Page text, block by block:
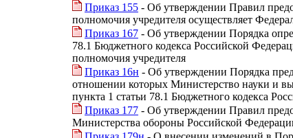
Приказ 155 - Об утверждении Правил
полномочия учредителя осуществляет
Приказ 167 - Об утверждении Порядка
78.1 Бюджетного кодекса Российской
полномочия учредителя
Приказ 16н - Об утверждении Порядка
отношении которых Министерство науки и
пункта 1 статьи 78.1 Бюджетного кодекса
Приказ 177 - Об утверждении Правил
Министерства обороны Российской